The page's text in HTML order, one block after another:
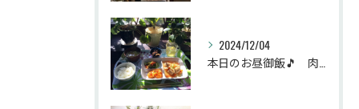
2024/12/04